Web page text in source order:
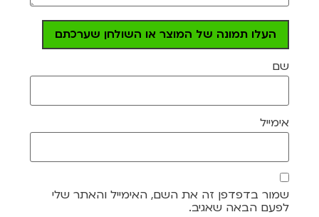
העלו תמונה של המוצר או השולחן שערכתם
שם
אימייל
שמור בדפדפן זה את השם, האימייל והאתר שלי
לפעם הבאה שאגיב.